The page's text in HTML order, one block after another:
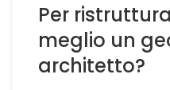
Per
meglio un
architetto?